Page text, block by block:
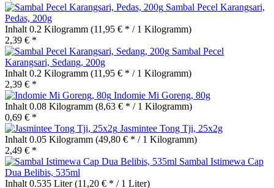
Sambal Pecel Karangsari,
Pedas, 200g
Inhalt 0.2 Kilogramm (11,95 € * / 1 Kilogramm)
2,39 € *
Sambal Pecel
Karangsari, Sedang, 200g
Inhalt 0.2 Kilogramm (11,95 € * / 1 Kilogramm)
2,39 € *
Indomie Mi Goreng, 80g
Inhalt 0.08 Kilogramm (8,63 € * / 1 Kilogramm)
0,69 € *
Jasmintee Tong Tji, 25x2g
Inhalt 0.05 Kilogramm (49,80 € * / 1 Kilogramm)
2,49 € *
Sambal Istimewa Cap
Dua Belibis, 535ml
Inhalt 0.535 Liter(11,20 € * / 1 Liter)